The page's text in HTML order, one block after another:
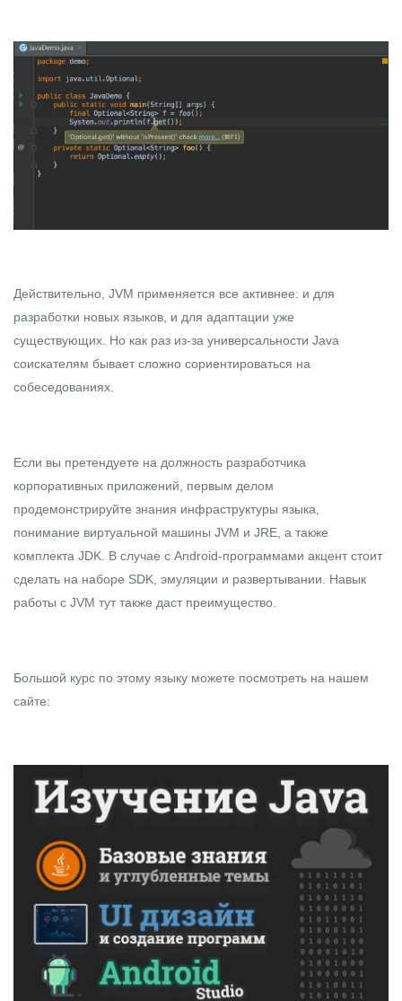
Действительно, JVM применяется все активнее: и для
разработки новых языков, и для адаптации уже
существующих. Но как раз из-за универсальности Java
соискателям бывает сложно сориентироваться на
собеседованиях.
Если вы претендуете на должность разработчика
корпоративных приложений, первым делом
продемонстрируйте знания инфраструктуры языка,
понимание виртуальной машины JVM и JRE, а также
комплекта JDK. В случае с Android-программами акцент стоит
сделать на наборе SDK, эмуляции и развертывании. Навык
работы с JVM тут также даст преимущество.
Большой курс по этому языку можете посмотреть на нашем
сайте: